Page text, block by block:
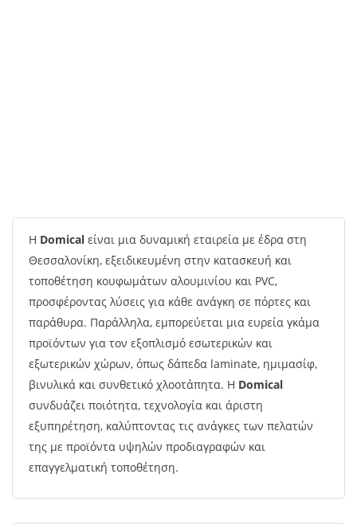
Η Domical είναι μια δυναμική εταιρεία με έδρα στη
Θεσσαλονίκη, εξειδικευμένη στην κατασκευή και
τοποθέτηση κουφωμάτων αλουμινίου και PVC,
προσφέροντας λύσεις για κάθε ανάγκη σε πόρτες και
παράθυρα. Παράλληλα, εμπορεύεται μια ευρεία γκάμα
προϊόντων για τον εξοπλισμό εσωτερικών και
εξωτερικών χώρων, όπως δάπεδα laminate, ημιμασίφ,
βινυλικά και συνθετικό χλοοτάπητα. Η Domical
συνδυάζει ποιότητα, τεχνολογία και άριστη
εξυπηρέτηση, καλύπτοντας τις ανάγκες των πελατών
της με προϊόντα υψηλών προδιαγραφών και
επαγγελματική τοποθέτηση.